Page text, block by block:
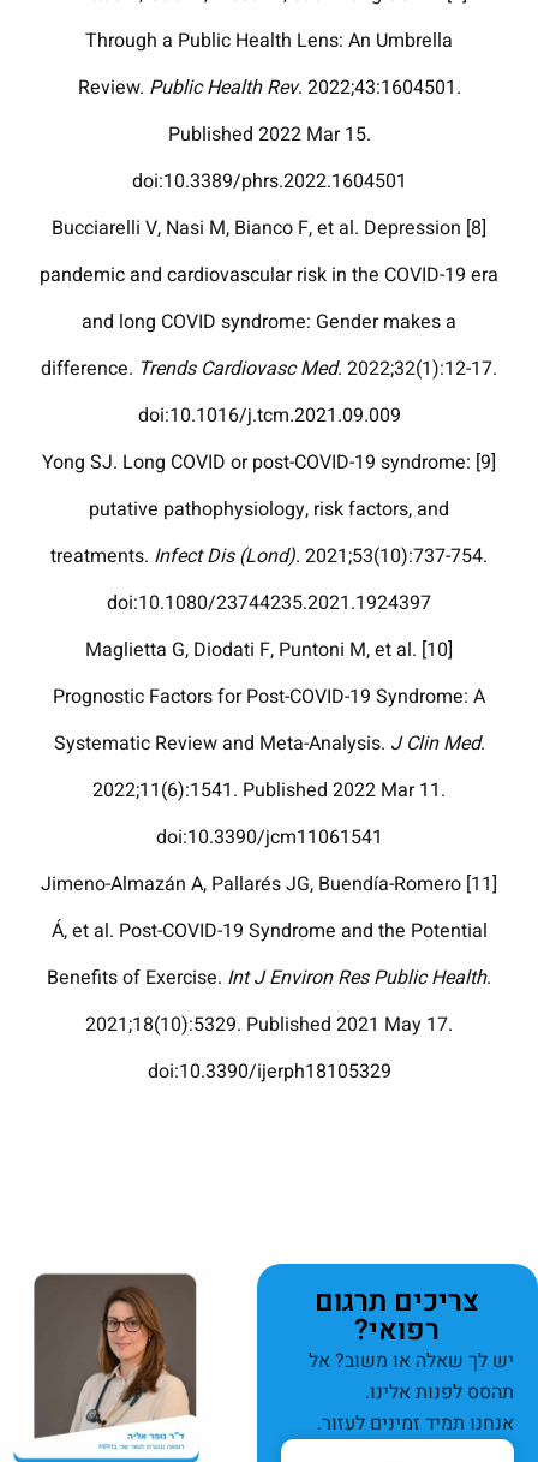
Through a Public Health Lens: An Umbrella
Review. Public Health Rev. 2022;43:1604501.
Published 2022 Mar 15.
doi:10.3389/phrs.2022.1604501
[8] Bucciarelli V, Nasi M, Bianco F, et al. Depression
pandemic and cardiovascular risk in the COVID-19 era
and long COVID syndrome: Gender makes a
difference. Trends Cardiovasc Med. 2022;32(1):12-17.
doi:10.1016/j.tcm.2021.09.009
[9] Yong SJ. Long COVID or post-COVID-19 syndrome:
putative pathophysiology, risk factors, and
treatments. Infect Dis (Lond). 2021;53(10):737-754.
doi:10.1080/23744235.2021.1924397
[10] Maglietta G, Diodati F, Puntoni M, et al.
Prognostic Factors for Post-COVID-19 Syndrome: A
Systematic Review and Meta-Analysis. J Clin Med.
2022;11(6):1541. Published 2022 Mar 11.
doi:10.3390/jcm11061541
[11] Jimeno-Almazán A, Pallarés JG, Buendía-Romero
Á, et al. Post-COVID-19 Syndrome and the Potential
Benefits of Exercise. Int J Environ Res Public Health.
2021;18(10):5329. Published 2021 May 17.
doi:10.3390/ijerph18105329
צריכים תרגום
רפואי?
יש לך שאלה או משוב? אל
תהסס לפנות אלינו.
אנחנו תמיד זמינים לעזור.